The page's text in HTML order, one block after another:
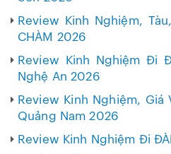
Review Kinh Nghiệm,
CHÀM 2026
Review Kinh Nghiệm Đi
Nghệ An 2026
Review Kinh Nghiệm, Giá
Quảng Nam 2026
Review Kinh Nghiệm Đi